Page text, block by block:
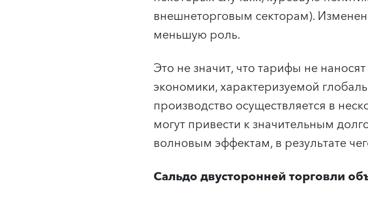
внешнеторговым секторам).
меньшую роль.
Это не значит, что тарифы не
экономики, характеризуемой
производство осуществляется в
могут привести к значительным
волновым эффектам, в результате
Сальдо двусторонней торговли